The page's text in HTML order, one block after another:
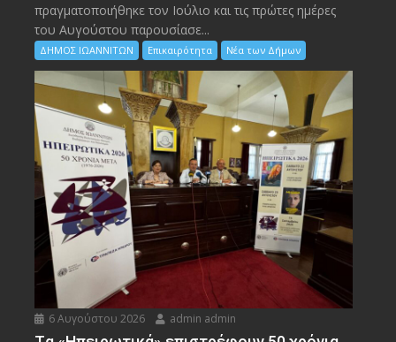
πραγματοποιήθηκε τον Ιούλιο και τις πρώτες ημέρες
του Αυγούστου παρουσίασε...
ΔΗΜΟΣ ΙΩΑΝΝΙΤΩΝ Επικαιρότητα Νέα των Δήμων
6 Αυγούστου 2026 admin admin